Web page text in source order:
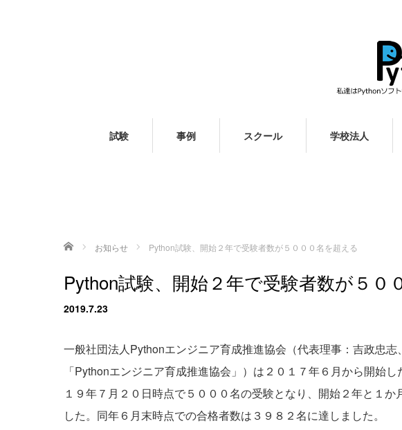
試験 事例 スクール 学校法人
ホーム お知らせ Python試験、開始２年で受験者数が５０００名を超える
Python試験、開始２年で受験者数が５０
2019.7.23
一般社団法人Pythonエンジニア育成推進協会（代表理事：吉政忠
「Pythonエンジニア育成推進協会」）は２０１７年６月から開始
１９年７月２０日時点で５０００名の受験となり、開始２年と１
した。同年６月末時点での合格者数は３９８２名に達しました。